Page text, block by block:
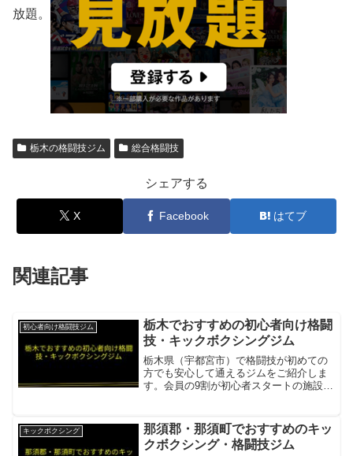
放題。
栃木の格闘技ジム 総合格闘技
シェアする
X Facebook はてブ
関連記事
初心者向け格闘技ジム
栃木でおすすめの初心者向け格闘
技・キックボクシングジム
栃木県（宇都宮市）で格闘技が初めての
方でも安心して通えるジムをご紹介しま
す。会員の9割が初心者スタートの施設が
験スタート。運動が苦手な方や久しぶり
の運動でも安心。プロ選手...
キックボクシング
那須郡・那須町でおすすめのキッ
クボクシング・格闘技ジム